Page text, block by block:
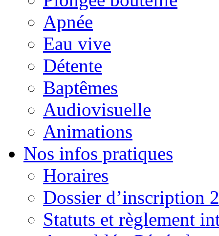
Apnée
Eau vive
Détente
Baptêmes
Audiovisuelle
Animations
Nos infos pratiques
Horaires
Dossier d’inscription
Statuts et règlement